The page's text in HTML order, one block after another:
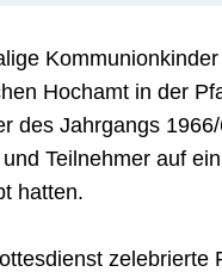
Hochamt in der
des Jahrgangs
Teilnehmer auf
hatten.
zelebrierte